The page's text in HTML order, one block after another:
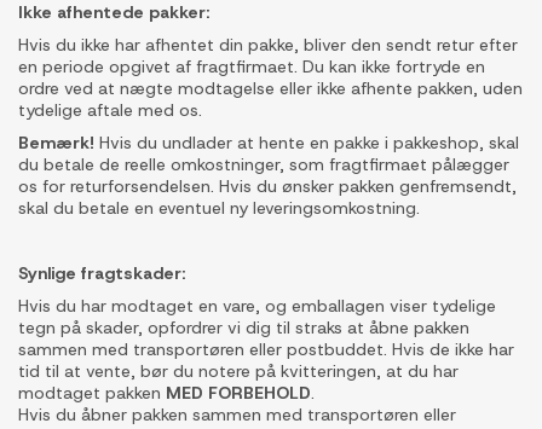
Ikke afhentede pakker:
Hvis du ikke har afhentet din pakke, bliver den sendt retur efter
en periode opgivet af fragtfirmaet. Du kan ikke fortryde en
ordre ved at nægte modtagelse eller ikke afhente pakken, uden
tydelige aftale med os.
Bemærk! Hvis du undlader at hente en pakke i pakkeshop, skal
du betale de reelle omkostninger, som fragtfirmaet pålægger
os for returforsendelsen. Hvis du ønsker pakken genfremsendt,
skal du betale en eventuel ny leveringsomkostning.
Synlige fragtskader:
Hvis du har modtaget en vare, og emballagen viser tydelige
tegn på skader, opfordrer vi dig til straks at åbne pakken
sammen med transportøren eller postbuddet. Hvis de ikke har
tid til at vente, bør du notere på kvitteringen, at du har
modtaget pakken MED FORBEHOLD.
Hvis du åbner pakken sammen med transportøren eller